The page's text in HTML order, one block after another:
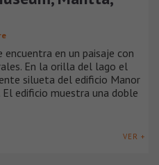
encuentra en un paisaje con
En la orilla del lago el
silueta del edificio Manor
El edificio muestra una doble
VER +